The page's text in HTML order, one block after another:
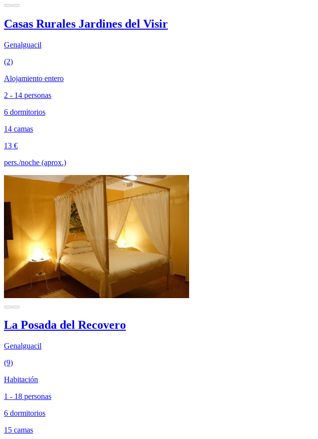
Casas Rurales Jardines del Visir
Genalguacil
(2)
Alojamiento entero
2 - 14 personas
6 dormitorios
14 camas
13 €
pers./noche (aprox.)
La Posada del Recovero
Genalguacil
(9)
Habitación
1 - 18 personas
6 dormitorios
15 camas